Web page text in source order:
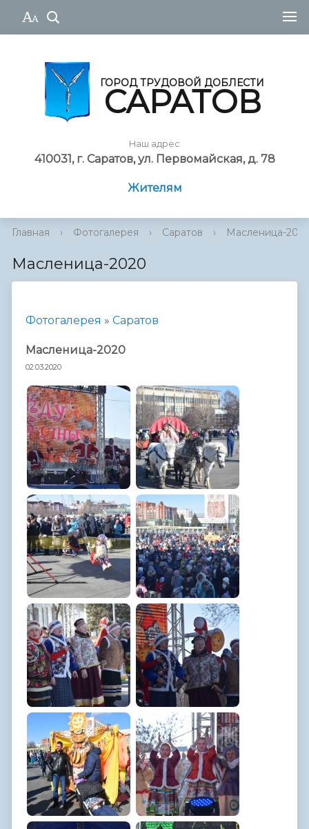
ГОРОД ТРУДОВОЙ ДОБЛЕСТИ
САРАТОВ
Наш адрес
410031, г. Саратов, ул. Первомайская, д. 78
Жителям
Главная › Фотогалерея › Саратов › Масленица-
Масленица-2020
Фотогалерея » Саратов
Масленица-2020
02.03.2020